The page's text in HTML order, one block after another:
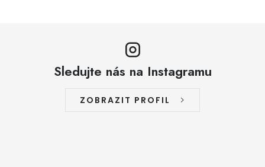
Sledujte nás na Instagramu
ZOBRAZIT PROFIL